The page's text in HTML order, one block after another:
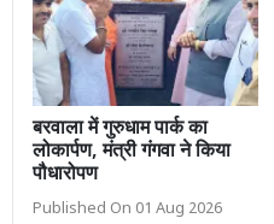
बरवाला में गुरुधाम पार्क का
लोकार्पण, मंत्री गंगवा ने किया
पौधारोपण
Published On 01 Aug 2026